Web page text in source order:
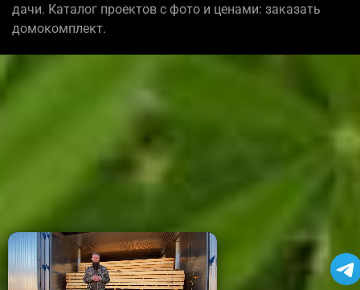
дачи. Каталог проектов с фото и ценами: заказать
домокомплект.